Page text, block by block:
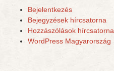
Bejelentkezés
Bejegyzések hírcsatorna
Hozzászólások hírcsatorna
WordPress Magyarország